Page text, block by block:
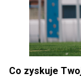
Co zyskuje